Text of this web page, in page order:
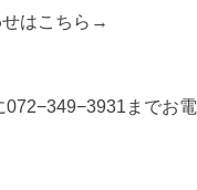
せはこちら→
までお電